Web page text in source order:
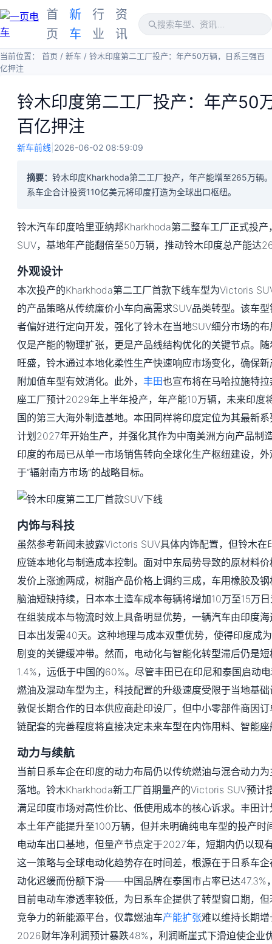
首
页
新
车
行
业
资
讯
当前位置： 首页 / 新车 / 铃木印度第二工厂投产：年产50万辆，日系三强百
亿押注
铃木印度第二工厂投产：年产50
百亿押注
新车前线 2026-06-02 08:59:09
摘要： 铃木印度Kharkhoda第二工厂投产，年产能增至265万辆
系车企合计投资110亿美元将印度打造为全球出口枢纽。
铃木汽车印度哈里亚纳邦Kharkhoda第二整车工厂正式投
SUV，基地年产能翻倍至50万辆，推动铃木印度总产能达
外观设计
本次投产的Kharkhoda第二工厂首款下线车型为Victoris
的产品策略从传统廉价小车向高需求SUV品类转型。该车
者偏好进行定向开发，强化了铃木在当地SUV细分市场的
仅是产能的物理扩张，更是产品线结构优化的关键节点。
旺盛，铃木通过本地化柔性生产快速响应市场变化，确保
附加值车型有效消化。此外， 丰田也宣布将在马哈拉施特
座工厂预计2029年上半年投产，年产能10万辆，未来印度
国的第三大海外制造基地。本田同样将印度定位为其最新
计划2027年开始生产，并强化其作为中南美洲方向产品制
印度的布局已从单一市场销售转向全球化生产枢纽建设，
于“辐射南方市场”的战略目标。
内饰与科技
虽然参考新闻未披露Victoris SUV具体内饰配置，但铃木在
应链本地化与制造成本控制。面对中东局势导致的原材料
发价上涨逾两成，树脂产品价格上调约三成，车用橡胶及
脑油短缺持续，日本本土造车成本每辆将增加10万至15万
在组装成本与物流时效上具备明显优势，一辆汽车由印度
日本出发需40天。这种地理与成本双重优势，使得印度成
剧变的关键缓冲带。然而，电动化与智能化转型滞后仍是
1.4%，远低于中国的60%。尽管丰田已在印尼和泰国启动
燃油及混动车型为主，科技配置的升级速度受限于当地基
敦促长期合作的日本供应商赴印设厂，但中小零部件商因
链配套的完善程度将直接决定未来车型在内饰用料、智能
动力与续航
当前日系车企在印度的动力布局仍以传统燃油与混合动力
落地。铃木Kharkhoda新工厂首期量产的Victoris SUV预计
满足印度市场对高性价比、低使用成本的核心诉求。丰田
本土年产能提升至100万辆，但并未明确纯电车型的投产时
电动车出口基地，但量产节点定于2027年，短期内仍以现
这一策略与全球电动化趋势存在时间差，根源在于日系车
动化迟缓而份额下滑——中国品牌在泰国市占率已达47.3%
目前电动车渗透率较低，为日系车企提供了转型窗口期，
竞争力的新能源平台，仅靠燃油车产能扩张难以维持长期
2026财年净利润预计暴跌48%，利润断崖式下滑迫使企业